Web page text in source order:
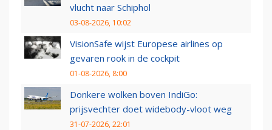
vlucht naar Schiphol
03-08-2026, 10:02
VisionSafe wijst Europese airlines op
gevaren rook in de cockpit
01-08-2026, 8:00
Donkere wolken boven IndiGo:
prijsvechter doet widebody-vloot weg
31-07-2026, 22:01